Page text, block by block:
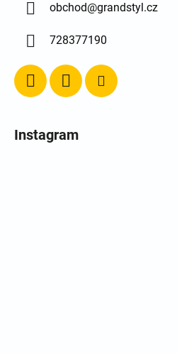
obchod@grandstyl.cz
728377190
Instagram